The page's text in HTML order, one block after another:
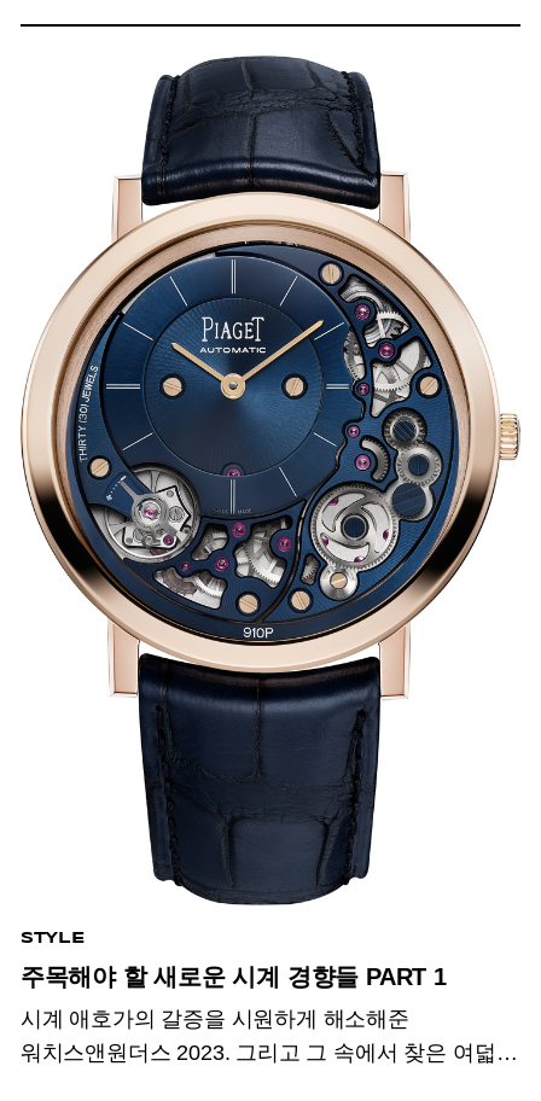
STYLE
주목해야 할 새로운 시계 경향들 PART 1
시계 애호가의 갈증을 시원하게 해소해준
워치스앤원더스 2023. 그리고 그 속에서 찾은 여덟